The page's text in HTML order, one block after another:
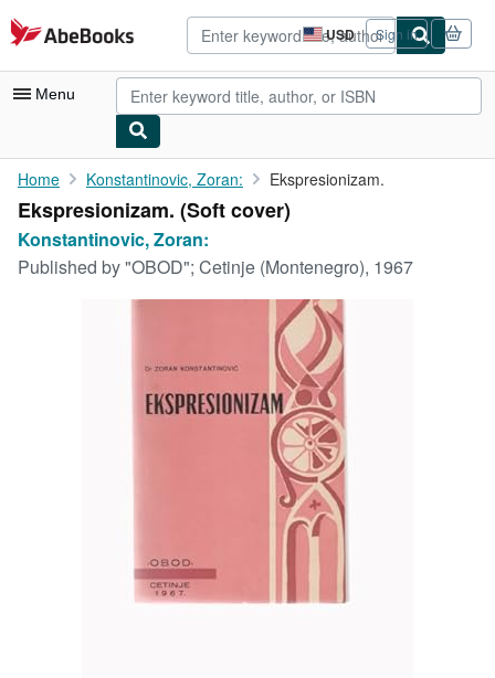
Skip to main content
AbeBooks.com USD
Site
shopping
preferences
Sign in
Menu
My Account
My Purchases
Home Konstantinovic, Zoran: Ekspresionizam.
Ekspresionizam. (Soft cover)
Konstantinovic, Zoran:
Published by"OBOD"; Cetinje (Montenegro), 1967